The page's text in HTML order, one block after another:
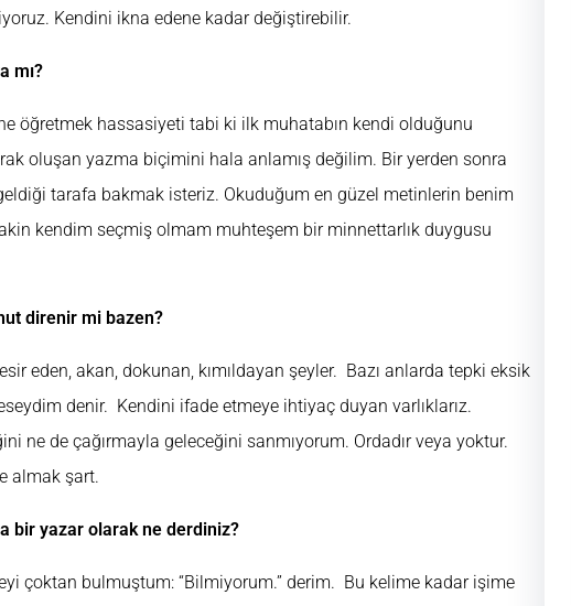
Kendini ikna edene kadar değiştirebilir.
mı?
öğretmek hassasiyeti tabi ki ilk muhatabın kendi olduğunu
oluşan yazma biçimini hala anlamış değilim. Bir yerden sonra
tarafa bakmak isteriz. Okuduğum en güzel metinlerin benim
kendim seçmiş olmam muhteşem bir minnettarlık duygusu
direnir mi bazen?
eden, akan, dokunan, kımıldayan şeyler. Bazı anlarda tepki eksik
denir. Kendini ifade etmeye ihtiyaç duyan varlıklarız.
ne de çağırmayla geleceğini sanmıyorum. Ordadır veya yoktur.
almak şart.
bir yazar olarak ne derdiniz?
çoktan bulmuştum: “Bilmiyorum.” derim. Bu kelime kadar işime